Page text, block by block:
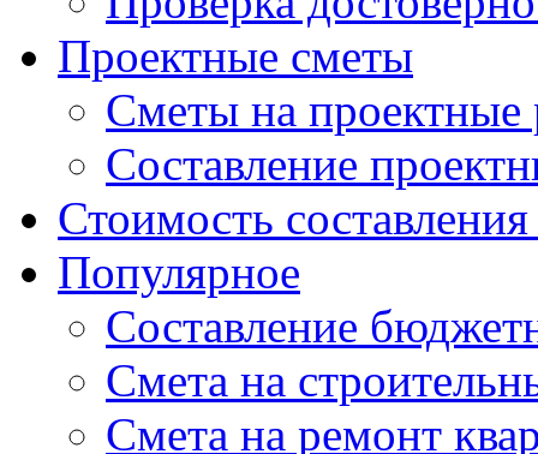
Проектные сметы
Сметы на проектные
Составление
Стоимость
Популярное
Составление
Cмета на
Смета на ремонт